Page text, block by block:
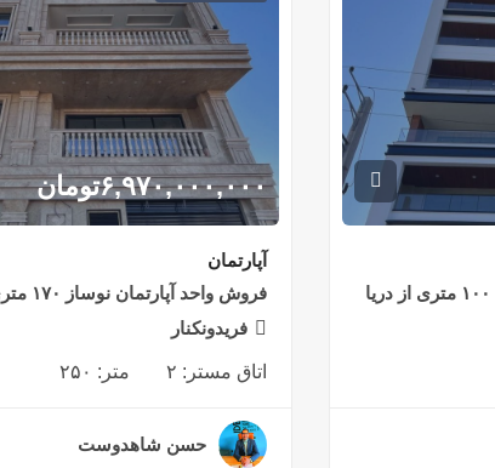
۶,۹۷۰,۰۰۰,۰۰۰تومان
آپارتمان
فروش واحد آپارتمان نوساز ۱۷۰ متری در فریدونکنار
فریدونکنار
اتاق مستر: ۲ متر: ۲۵۰
حسن شاهدوست